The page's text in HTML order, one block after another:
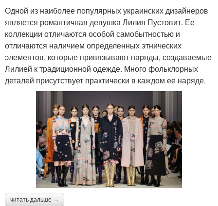
Одной из наиболее популярных украинских дизайнеров
является романтичная девушка Лилия Пустовит. Ее
коллекции отличаются особой самобытностью и
отличаются наличием определенных этнических
элементов, которые привязывают наряды, создаваемые
Лилией к традиционной одежде. Много фольклорных
деталей присутствует практически в каждом ее наряде.
читать дальше →